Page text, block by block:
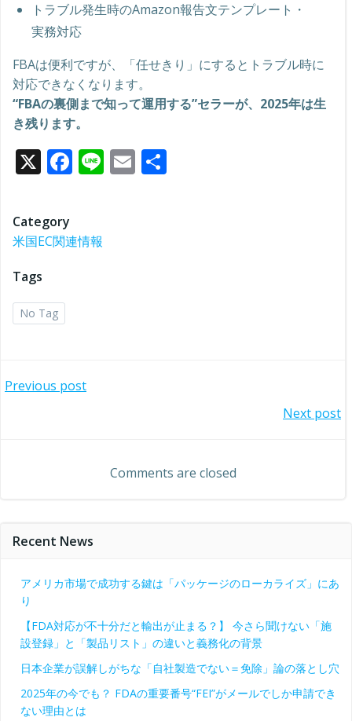
トラブル発生時のAmazon報告文テンプレート・
実務対応
FBAは便利ですが、「任せきり」にするとトラブル時に
対応できなくなります。
“FBAの裏側まで知って運用する”セラーが、2025年は生
き残ります。
X Facebook
LineEmail
Category
米国EC関連情報
Tags
No Tag
投
ゲ
ー
シ
ョ
ン
Previous post
ビ
ゲ
ー
シ
ョ
Next post
Comments are closed
Recent News
アメリカ市場で成功する鍵は「パッケージのローカライズ」にあ
り
【FDA対応が不十分だと輸出が止まる？】 今さら聞けない「施
設登録」と「製品リスト」の違いと義務化の背景
日本企業が誤解しがちな「自社製造でない＝免除」論の落とし穴
2025年の今でも？ FDAの重要番号“FEI”がメールでしか申請でき
ない理由とは